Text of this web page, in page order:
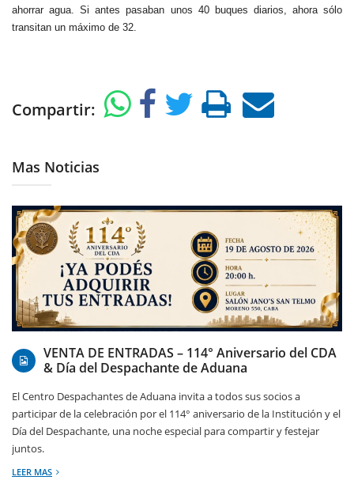
ahorrar agua. Si antes pasaban unos 40 buques diarios, ahora sólo
transitan un máximo de 32.
Compartir:
Mas Noticias
07/08/2026
VENTA DE ENTRADAS – 114° Aniversario del CDA
& Día del Despachante de Aduana
El Centro Despachantes de Aduana invita a todos sus socios a
participar de la celebración por el 114° aniversario de la Institución y el
Día del Despachante, una noche especial para compartir y festejar
juntos.
LEER MAS